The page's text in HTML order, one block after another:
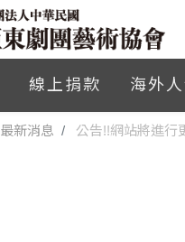
線上捐款 海外
最新消息 公告!!網站將進行